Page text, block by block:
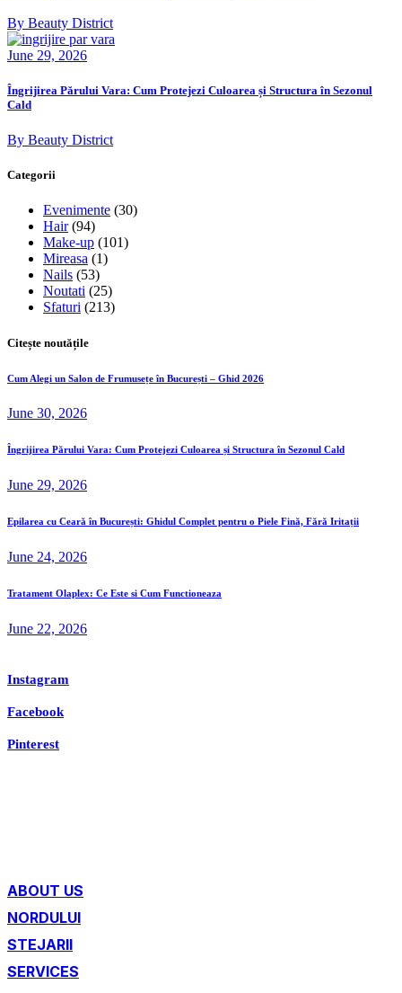
By Beauty District
June 29, 2026
Îngrijirea Părului Vara: Cum Protejezi Culoarea și Structura în Sezonul
Cald
By Beauty District
Categorii
Evenimente (30)
Hair(94)
Make-up (101)
Mireasa (1)
Nails (53)
Noutati (25)
Sfaturi (213)
Citește noutățile
Cum Alegi un Salon de Frumusețe în București – Ghid 2026
June 30, 2026
Îngrijirea Părului Vara: Cum Protejezi Culoarea și Structura în Sezonul Cald
June 29, 2026
Epilarea cu Ceară în București: Ghidul Complet pentru o Piele Fină, Fără Iritații
June 24, 2026
Tratament Olaplex: Ce Este si Cum Functioneaza
June 22, 2026
Instagram
Facebook
Pinterest
ABOUT US
NORDULUI
STEJARII
SERVICES